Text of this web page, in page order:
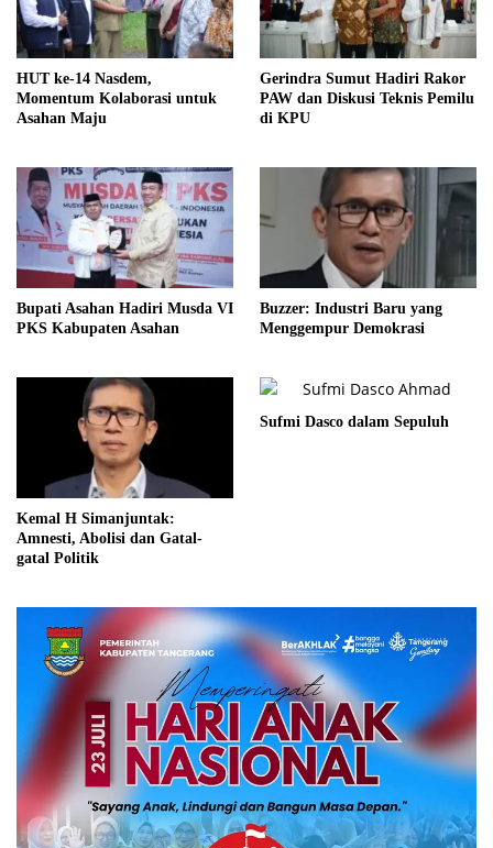
HUT ke-14 Nasdem,
Momentum Kolaborasi untuk
Asahan Maju
Gerindra Sumut Hadiri Rakor
PAW dan Diskusi Teknis Pemilu
di KPU
Bupati Asahan Hadiri Musda VI
PKS Kabupaten Asahan
Buzzer: Industri Baru yang
Menggempur Demokrasi
Kemal H Simanjuntak:
Amnesti, Abolisi dan Gatal-
gatal Politik
Sufmi Dasco dalam Sepuluh